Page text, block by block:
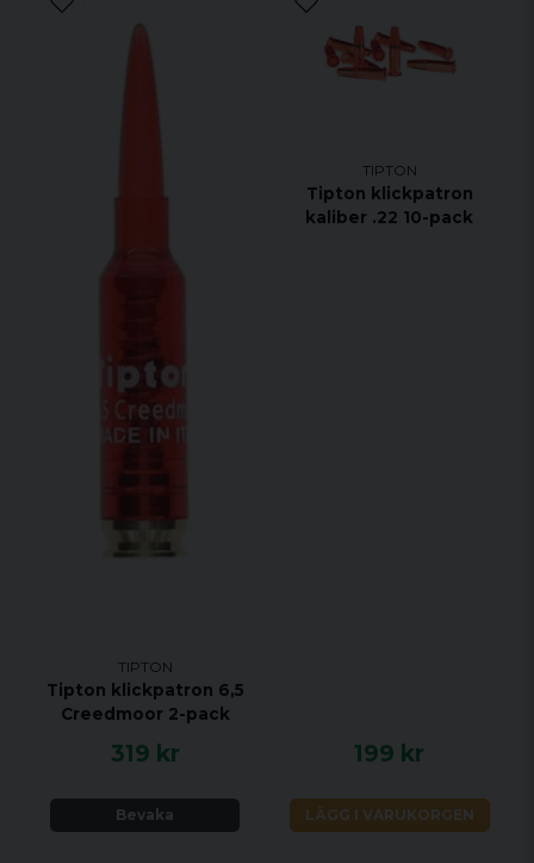
TIPTON
Tipton klickpatron 6,5
Creedmoor 2-pack
319 kr
Bevaka
TIPTON
Tipton klickpatron
kaliber .22 10-pack
199 kr
LÄGG I VARUKORGEN